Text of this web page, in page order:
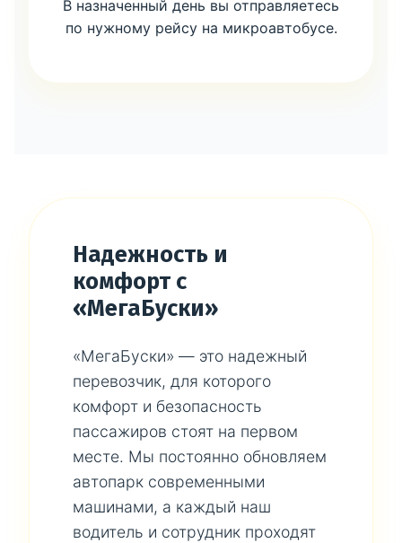
В назначенный день вы отправляетесь
по нужному рейсу на микроавтобусе.
Надежность и
комфорт с
«МегаБуски»
«МегаБуски» — это надежный
перевозчик, для которого
комфорт и безопасность
пассажиров стоят на первом
месте. Мы постоянно обновляем
автопарк современными
машинами, а каждый наш
водитель и сотрудник проходят